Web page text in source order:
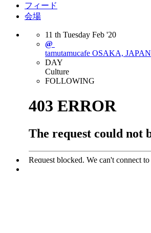
フィード
会場
11 th Tuesday Feb '20
@
tamutamucafe OSAKA, JAPAN
DAY
Culture
FOLLOWING